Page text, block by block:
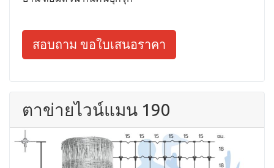
สอบถาม ขอใบเสนอราคา
ตาข่ายไวน์แมน 190